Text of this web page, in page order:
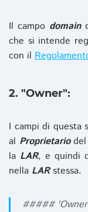
Il campo domain
che si intende
con il
2. "Owner":
I campi di questa
al Proprietariodel
la LAR, e quindi
nella LARstessa.
#####